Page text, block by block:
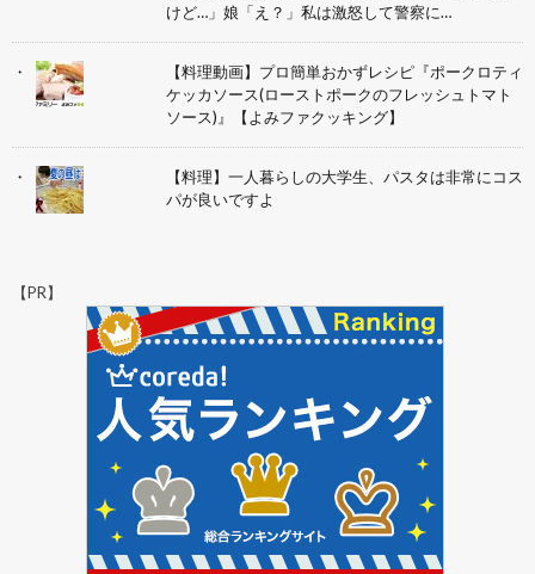
けど…」娘「え？」私は激怒して警察に…
【料理動画】プロ簡単おかずレシピ『ポークロティ
ケッカソース(ローストポークのフレッシュトマト
ソース)』【よみファクッキング】
【料理】一人暮らしの大学生、パスタは非常にコス
パが良いですよ
【PR】